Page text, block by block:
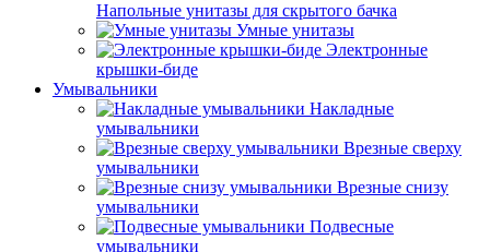
Напольные унитазы для скрытого бачка
Умные унитазы
Электронные
крышки-биде
Умывальники
Накладные
умывальники
Врезные сверху
умывальники
Врезные снизу
умывальники
Подвесные
умывальники